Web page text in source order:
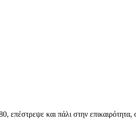
επέστρεψε και πάλι στην επικαιρότητα,